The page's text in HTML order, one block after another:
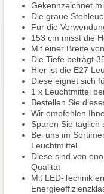
Gekennzeichnet
Die graue
Für die
153 cm misst die
Mit einer Breite
Die Tiefe beträgt
Hier ist die E27
Diese eignet sich
1 x Leuchtmittel
Bestellen Sie
Wir empfehlen
Sparen Sie täglich
Bei uns im
Leuchtmittel
Diese sind von
Qualität
Mit LED-Technik